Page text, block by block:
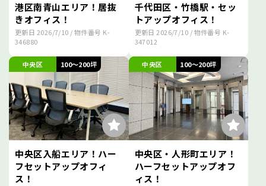
港区南青山エリア！居抜
きオフィス！
更新日 2026/7/10 / 物件番号 K-
346880
千代田区・竹橋駅・セッ
トアップオフィス！
更新日2026/7/10 / 物件番号 K-
347012
中央区 100～200坪
中央区入船エリア！ハー
フセットアップオフィ
ス！
中央区 100～200坪
中央区・人形町エリア！
ハーフセットアップオフ
ィス！